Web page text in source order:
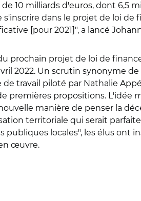
10 milliards d'euros, dont 6,5
dans le projet de loi de
[pour 2021]", a lancé
prochain projet de loi de
2022. Un scrutin synonyme
travail piloté par Nathalie
premières propositions.
manière de penser la
territoriale qui serait
locales", les élus ont
œuvre.